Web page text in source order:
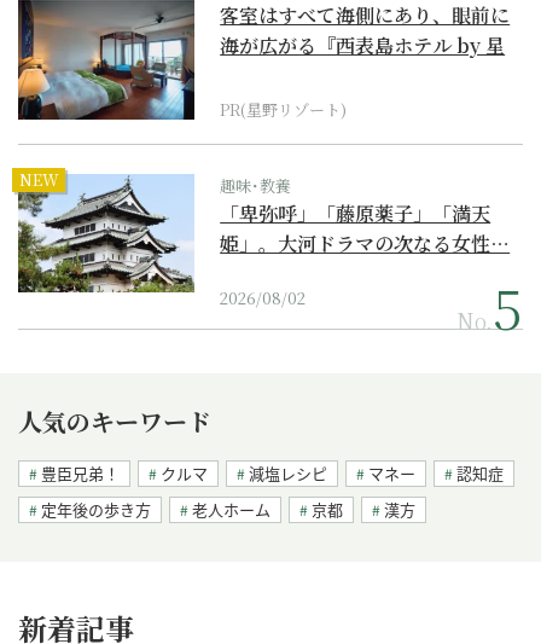
客室はすべて海側にあり、眼前に
海が広がる『西表島ホテル by 星
PR(星野リゾート)
NEW 趣味･教養
「卑弥呼」「藤原薬子」「満天
姫」。大河ドラマの次なる女性…
2026/08/02
No.
人気のキーワード
豊臣兄弟！ クルマ 減塩レシピ マネー
認知症
定年後の歩き方
老人ホーム 京都 漢方
新着記事